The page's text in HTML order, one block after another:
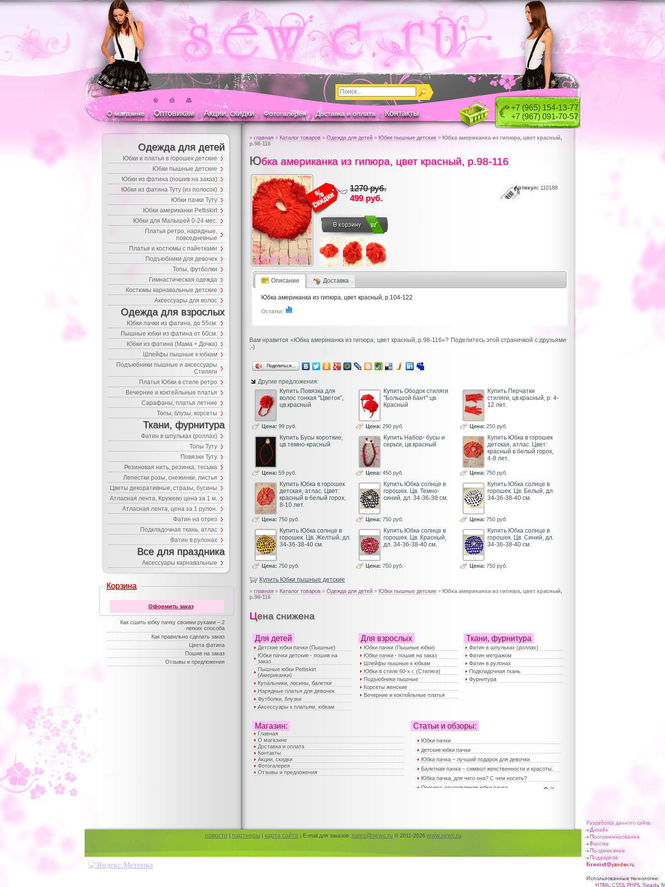
+7 (965) 154-13-77
+7 (967) 091-70-57
О магазине | Оптовикам | Акции, скидки | Фотогалерея | Доставка и оплата | Контакты
» главная » Каталог товаров » Одежда для детей » Юбки пышные детские » Юбка американка из гипюра, цвет красный,
р.98-116
Юбка американка из гипюра, цвет красный, р.98-116
Артикул: 110188
1270 руб.
499 руб.
RUB
Описание Доставка
Юбка американка из гипюра, цвет красный, р.104-122
Остатки:
Вам нравится «Юбка американка из гипюра, цвет красный, р.98-116»? Поделитесь этой страничкой с друзьями
;-)
Поделиться…
Другие предложения:
Купить Повязка для
волос тонкая "Цветок",
цв.красный
Цена: 99 руб.
Купить Ободок стиляги
"Большой бант" цв.
Красный
Цена: 290 руб.
Купить Перчатки
стиляги, цв.красный, р. 4-
12 лет.
Цена: 250 руб.
Купить Бусы короткие,
цв.темно-красный
Цена: 59 руб.
Купить Набор- бусы и
серьги, цв.красный
Цена: 450 руб.
Купить Юбка в горошек
детская, атлас. Цвет:
красный в белый горох,
4-8 лет.
Цена: 750 руб.
Купить Юбка в горошек
детская, атлас. Цвет:
красный в белый горох,
8-10 лет.
Цена: 750 руб.
Купить Юбка солнце в
горошек. Цв. Темно-
синий, дл. 34-36-38 см.
Цена: 750 руб.
Купить Юбка солнце в
горошек. Цв. Белый, дл.
34-36-38-40 см.
Цена: 750 руб.
Купить Юбка солнце в
горошек. Цв. Желтый, дл.
34-36-38-40 см.
Цена: 750 руб.
Купить Юбка солнце в
горошек. Цв. Красный,
дл. 34-36-38-40 см.
Цена: 750 руб.
Купить Юбка солнце в
горошек. Цв. Синий, дл.
34-36-38-40 см.
Цена: 750 руб.
Купить Юбки пышные детские
» главная » Каталог товаров » Одежда для детей » Юбки пышные детские » Юбка американка из гипюра, цвет красный,
р.98-116
Цена снижена
Для детей
Детские юбки пачки (Пышные)
Юбки пачки детские - пошив на
заказ
Пышные юбки Pettiskirt
(Американки)
Купальники, лосины, балетки
Нарядные платья для девочек
Футболки, блузки
Аксессуары к платьям, юбкам
Для взрослых
Юбки пачки (Пышные юбки)
Юбки пачки - пошив на заказ
Шлейфы пышные к юбкам
Юбки в стиле 60-х г. (Стиляги)
Подъюбники пышные
Корсеты женские
Вечерние и коктейльные платья
Ткани, фурнитура
Фатин в шпульках (роллах)
Фатин метражом
Фатин в рулонах
Подкладочная ткань
Фурнитура
Магазин:
Главная
О магазине
Доставка и оплата
Контакты
Акции, скидки
Фотогалерея
Отзывы и предложения
Статьи и обзоры:
Юбки пачки
детские юбки пачки
Юбка пачка – лучший подарок для девочки
Балетная пачка – символ женственности и красоты.
Юбка пачка, для чего она? С чем носить?
Процесс изготовления юбки пачки
Детские юбки пачки – лучший выбор для праздника
Одежда для детей
Юбки и платья в горошек детские
Юбки пышные детские
Юбки из фатина (пошив на заказ)
Юбки из фатина Туту (из полосок)
Юбки пачки Туту
Юбки американки Pettiskirt
Юбки для Малышей 0-24 мес.
Платья ретро, нарядные,
повседневные
Платья и костюмы с пайетками
Подъюбники для девочек
Топы, футболки
Гимнастическая одежда
Костюмы карнавальные детские
Аксессуары для волос
Одежда для взрослых
Юбки пачки из фатина, до 55см.
Пышные юбки из фатина от 60см.
Юбки из фатина (Мама + Дочка)
Шлейфы пышные к юбкам
Подъюбники пышные и аксессуары
Стиляги
Платья Юбки в стиле ретро
Вечерние и коктейльные платья
Сарафаны, платья летние
Топы, блузы, корсеты
Ткани, фурнитура
Фатин в шпульках (роллах)
Топы Туту
Повязки Туту
Резиновая нить, резинка, тесьма
Лепестки розы, снежинки, листья
Цветы декоративные, стразы, бусины
Атласная лента, Кружево цена за 1 м.
Атласная лента, цена за 1 рулон.
Фатин на отрез
Подкладочная ткань, атлас
Фатин в рулонах
Все для праздника
Аксессуары карнавальные
Корзина
Оформить заказ
Как сшить юбку пачку своими руками – 2
легких способа
Как правильно сделать заказ
Цвета фатина
Пошив на заказ
Отзывы и предложения
новости | партнеры | карта сайта | E-mail для заказов: sales@sewc.ru © 2011-2026 www.sewc.ru